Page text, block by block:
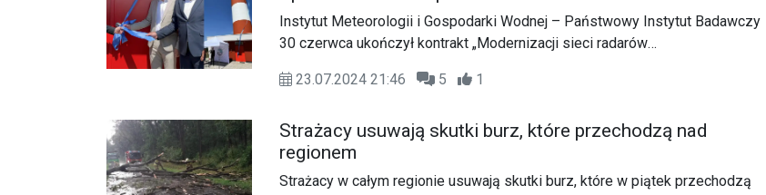
mieszkańców
Instytut Meteorologii i Gospodarki Wodnej – Państwowy Instytut Badawczy
30 czerwca ukończył kontrakt „Modernizacji sieci radarów
ludności, mienia i infrastruktury oraz transportu lotniczego. W poniedziałek
zwieńczenie całego projektu, które swą obecnością zaszczycił Minister
Infrastruktury Dariusz Klimczak oraz Dyrektor IMGW-PIB prof. dr hab. Robert
Czerniawski.
23.07.2024 21:46 5 1
Strażacy usuwają skutki burz, które przechodzą nad
regionem
Strażacy w całym regionie usuwają skutki burz, które w piątek przechodzą